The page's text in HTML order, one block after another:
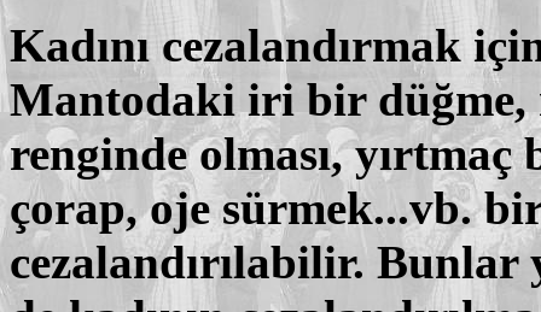
Kadını cezalandırmak
Mantodaki iri bir düğme,
renginde olması, yırtmaç
çorap, oje sürmek...vb.
cezalandırılabilir. Bunlar